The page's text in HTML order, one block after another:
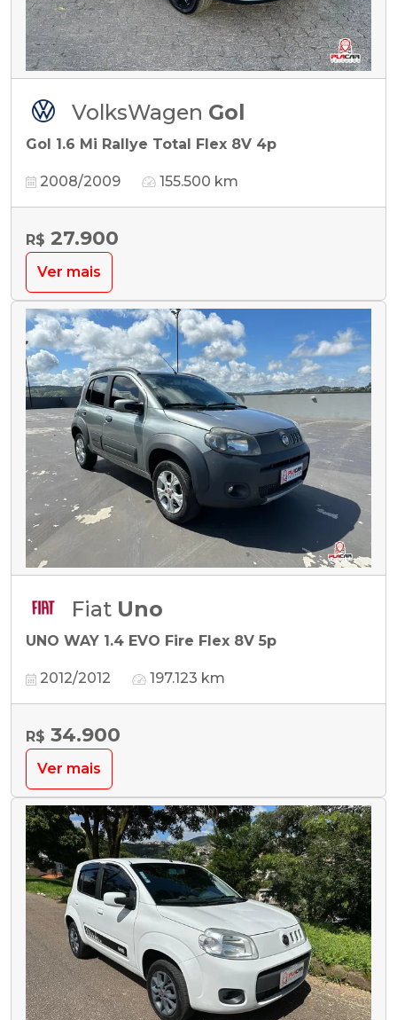
VolksWagen Gol
Gol 1.6 Mi Rallye Total Flex 8V 4p
2008/2009 155.500 km
R$ 27.900
Ver mais
Fiat Uno
UNO WAY 1.4 EVO Fire Flex 8V 5p
2012/2012 197.123 km
R$ 34.900
Ver mais